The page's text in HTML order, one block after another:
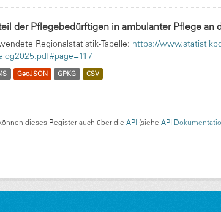
der Pflegebedürftigen in ambulanter Pflege an
Regionalstatistik-Tabelle: https://
GeoJSON GPKG CSV
dieses Register auch über die API (siehe API-